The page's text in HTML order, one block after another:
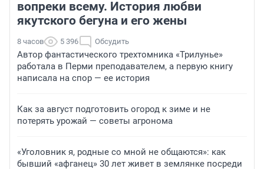
вопреки всему. История любви
якутского бегуна и его жены
8 часов 5 396 Обсудить
Автор фантастического трехтомника «Трилунье»
работала в Перми преподавателем, а первую книгу
написала на спор — ее история
Как за август подготовить огород к зиме и не
потерять урожай — советы агронома
«Уголовник я, родные со мной не общаются»: как
бывший «афганец» 30 лет живет в землянке посреди